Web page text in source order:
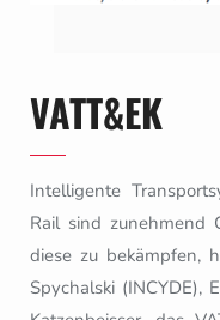
VATT&EK
Intelligente
Rail sind zunehmend
diese zu bekämpfen,
Spychalski (INCYDE),